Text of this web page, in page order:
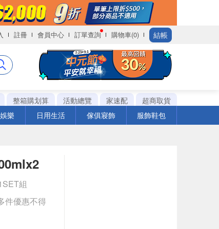
註冊 會員中心 訂單查詢 購物車(0) 結帳
整箱購划算 活動總覽 家速配
超商取貨
樂 日用生活 傢俱寢飾 服飾鞋包
組
件優惠不得